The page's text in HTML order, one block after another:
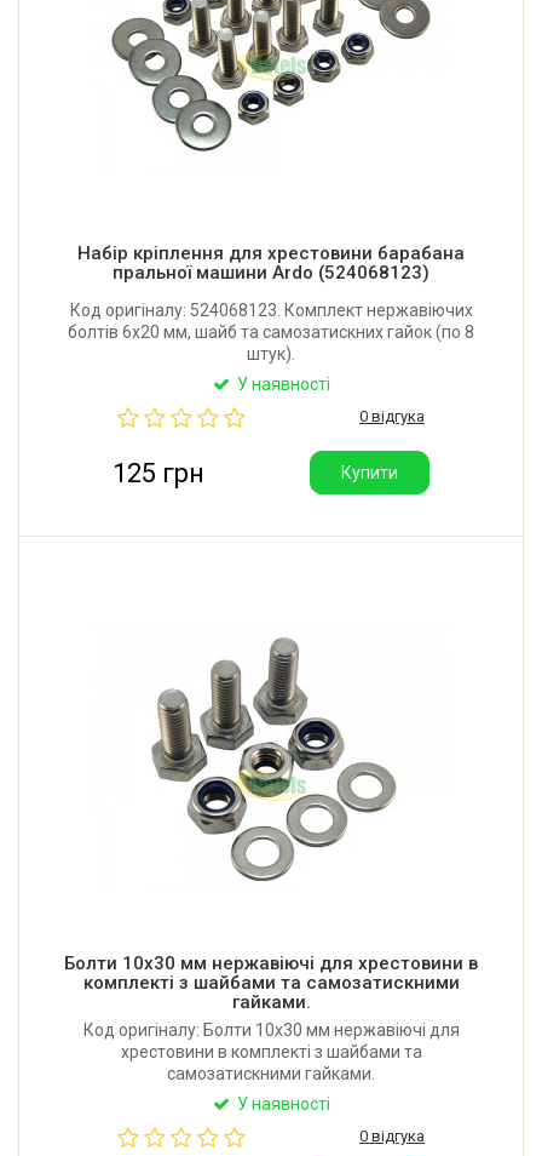
Набір кріплення для хрестовини барабана
пральної машини Ardo (524068123)
Код оригіналу: 524068123. Комплект нержавіючих
болтів 6x20 мм, шайб та самозатискних гайок (по 8
штук).
У наявності
0 відгука
125 грн Купити
Болти 10x30 мм нержавіючі для хрестовини в
комплекті з шайбами та самозатискними
гайками.
Код оригіналу: Болти 10x30 мм нержавіючі для
хрестовини в комплекті з шайбами та
самозатискними гайками.
У наявності
0 відгука